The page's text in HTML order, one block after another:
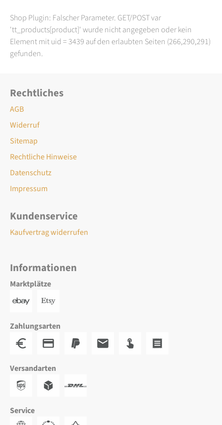
Shop Plugin: Falscher Parameter. GET/POST var
'tt_products[product]' wurde nicht angegeben oder kein
Element mit uid = 3439 auf den erlaubten Seiten (266,290,291)
gefunden.
Rechtliches
AGB
Widerruf
Sitemap
Rechtliche Hinweise
Datenschutz
Impressum
Kundenservice
Kaufvertrag widerrufen
Informationen
Marktplätze
Zahlungsarten
Versandarten
Service